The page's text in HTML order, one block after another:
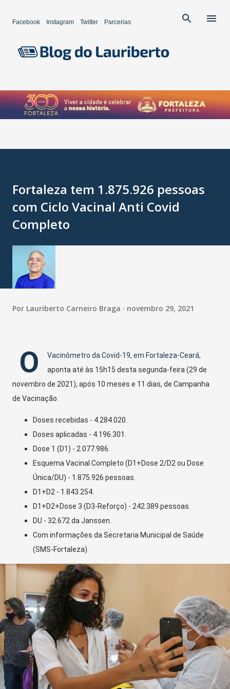
Facebook Instagram Twitter Parcerias
Fortaleza tem 1.875.926 pessoas
com Ciclo Vacinal Anti Covid
Completo
Por Lauriberto Carneiro Braga novembro 29, 2021
O
Vacinômetro da Covid-19, em Fortaleza-Ceará,
aponta até às 15h15 desta segunda-feira (29 de
novembro de 2021), após 10 meses e 11 dias, de Campanha
de Vacinação.
Doses recebidas - 4.284.020.
Doses aplicadas - 4.196.301.
Dose 1 (D1) - 2.077.986.
Esquema Vacinal Completo (D1+Dose 2/D2 ou Dose
Única/DU) - 1.875.926 pessoas.
D1+D2 - 1.843.254.
D1+D2+Dose 3 (D3-Reforço) - 242.389 pessoas.
DU - 32.672 da Janssen.
Com informações da Secretaria Municipal de Saúde
(SMS-Fortaleza).